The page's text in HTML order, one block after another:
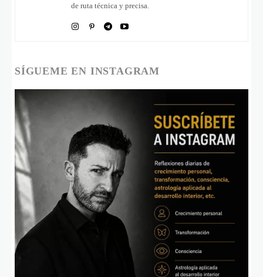
de ruta técnica y precisa.
SÍGUEME EN INSTAGRAM